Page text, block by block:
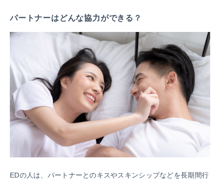
パートナーはどんな協力ができる？
EDの人は、パートナーとのキスやスキンシップなどを長期間行